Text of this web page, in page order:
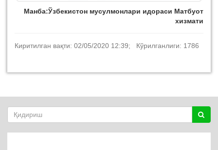
Манба:Ўзбекистон мусулмонлари идораси Матбуот
хизмати
Киритилган вақти: 02/05/2020 12:39; Кўрилганлиги: 1786